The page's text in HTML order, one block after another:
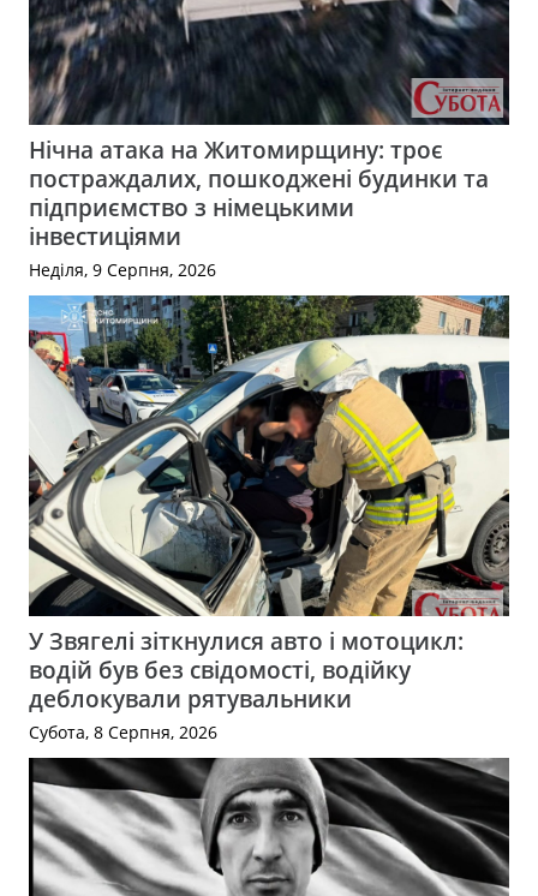
Нічна атака на Житомирщину: троє
постраждалих, пошкоджені будинки та
підприємство з німецькими
інвестиціями
Неділя, 9 Серпня, 2026
У Звягелі зіткнулися авто і мотоцикл:
водій був без свідомості, водійку
деблокували рятувальники
Субота, 8 Серпня, 2026